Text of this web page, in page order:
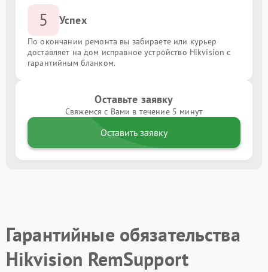
5 Успех
По окончании ремонта вы забираете или курьер
доставляет на дом исправное устройство Hikvision с
гарантийным бланком.
Оставьте заявку
Свяжемся с Вами в течение 5 минут
Оставить заявку
Гарантийные обязательства
Hikvision RemSupport